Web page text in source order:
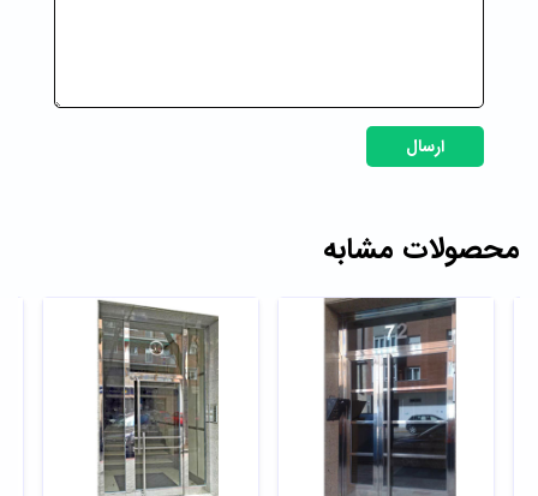
ارسال
محصولات مشابه